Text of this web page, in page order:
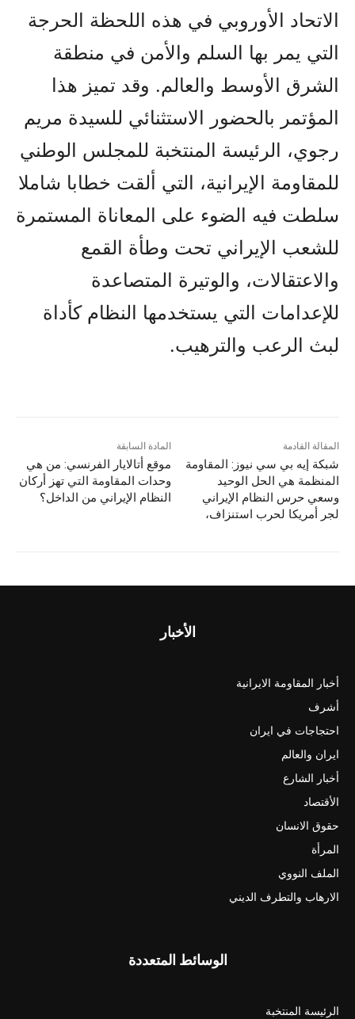
الاتحاد الأوروبي في هذه اللحظة الحرجة
التي يمر بها السلم والأمن في منطقة
الشرق الأوسط والعالم. وقد تميز هذا
المؤتمر بالحضور الاستثنائي للسيدة مريم
رجوي، الرئيسة المنتخبة للمجلس الوطني
للمقاومة الإيرانية، التي ألقت خطابا شاملا
سلطت فيه الضوء على المعاناة المستمرة
للشعب الإيراني تحت وطأة القمع
والاعتقالات، والوتيرة المتصاعدة
للإعدامات التي يستخدمها النظام كأداة
لبث الرعب والترهيب.
المادة السابقة
موقع أتالايار الفرنسي: من هي
وحدات المقاومة التي تهز أركان
النظام الإيراني من الداخل؟
المقالة القادمة
شبكة إيه بي سي نيوز: المقاومة
المنظمة هي الحل الوحيد
وسعي حرس النظام الإيراني
لجر أمريكا لحرب استنزاف،
الأخبار
أخبار المقاومة الايرانية
أشرف
احتجاجات في ايران
ايران والعالم
أخبار الشارع
الأقتصاد
حقوق الانسان
المرأة
الملف النووي
الارهاب والتطرف الديني
الوسائط المتعددة
الرئيسة المنتخبة